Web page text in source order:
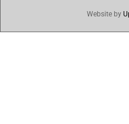
Website by